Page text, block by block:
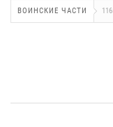
ВОИНСКИЕ ЧАСТИ